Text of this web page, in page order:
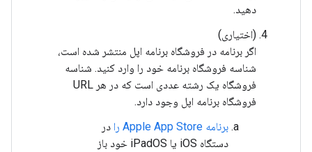
دهید.
(اختیاری)
اگر برنامه در فروشگاه برنامه اپل منتشر شده است،
شناسه فروشگاه برنامه خود را وارد کنید. شناسه
فروشگاه یک رشته عددی است که در هر URL
فروشگاه برنامه اپل وجود دارد.
برنامه Apple App Store را
در
دستگاه iOS یا iPadOS خود باز